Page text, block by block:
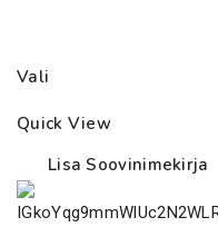
Vali
Quick View
Lisa Soovinimekirja